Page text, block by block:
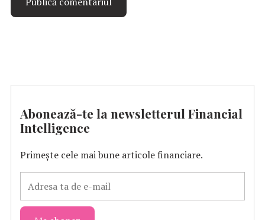
Abonează-te la newsletterul Financial
Intelligence
Primește cele mai bune articole financiare.